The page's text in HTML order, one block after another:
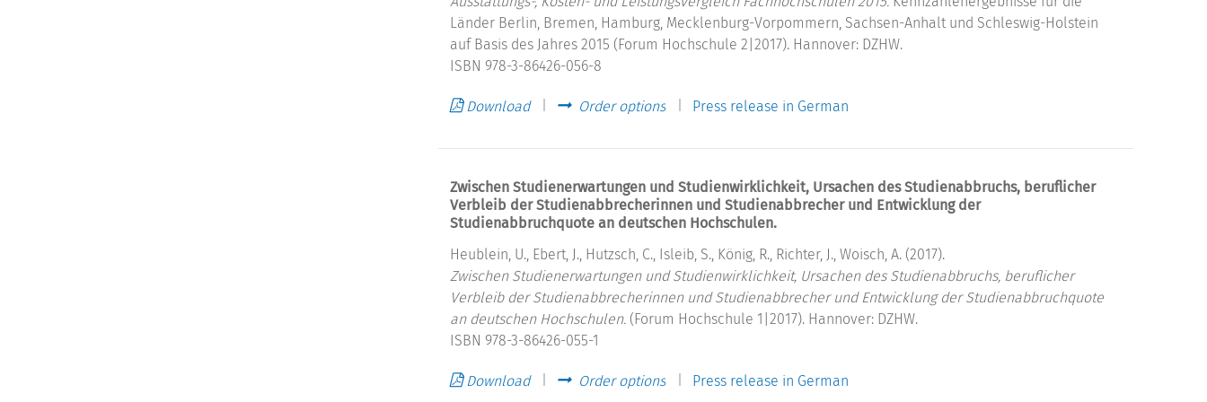
Länder Berlin, Bremen, Hamburg, Mecklenburg-Vorpommern, Sachsen-Anhalt und Schleswig-Holstein
auf Basis des Jahres 2015 (Forum Hochschule 2|2017). Hannover: DZHW.
ISBN 978-3-86426-056-8
Download Order options Press release in German
Zwischen Studienerwartungen und Studienwirklichkeit, Ursachen des Studienabbruchs, beruflicher
Verbleib der Studienabbrecherinnen und Studienabbrecher und Entwicklung der
Studienabbruchquote an deutschen Hochschulen.
Heublein, U., Ebert, J., Hutzsch, C., Isleib, S., König, R., Richter, J., Woisch, A. (2017).
Zwischen Studienerwartungen und Studienwirklichkeit, Ursachen des Studienabbruchs, beruflicher
Verbleib der Studienabbrecherinnen und Studienabbrecher und Entwicklung der Studienabbruchquote
an deutschen Hochschulen. (Forum Hochschule 1|2017). Hannover: DZHW.
ISBN 978-3-86426-055-1
Download Order options Press release in German